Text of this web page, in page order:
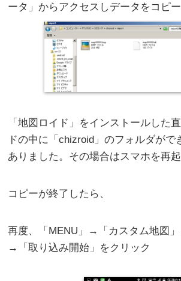
ータ」からアクセスしデータをコピー
「地図ロイド」をインストールした
ドの中に「chizroid」のフォルダがで
ありました。その場合はスマホを再起
コピーが終了したら、
再度、「MENU」→「カスタム地図
→「取り込み開始」をクリック